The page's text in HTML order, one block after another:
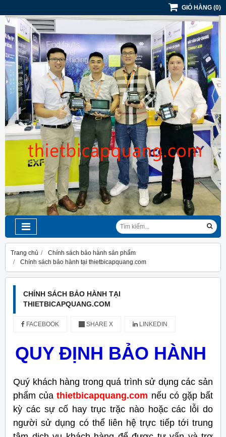
GIỎ HÀNG (0)
Trang chủ
Chính sách bảo hành sản phẩm
Chính sách bảo hành tại thietbicapquang.com
CHÍNH SÁCH BẢO HÀNH TẠI
THIETBICAPQUANG.COM
FACEBOOK SHARE X LINKEDIN
QUY ĐỊNH BẢO HÀNH
Quý khách hàng trong quá trình sử dụng các sản
phẩm của thietbicapquang.com nếu có gặp bất
kỳ các sự cố hay trục trặc nào hoặc các lỗi do
người sử dụng có thể liên hệ trực tiếp tới trung